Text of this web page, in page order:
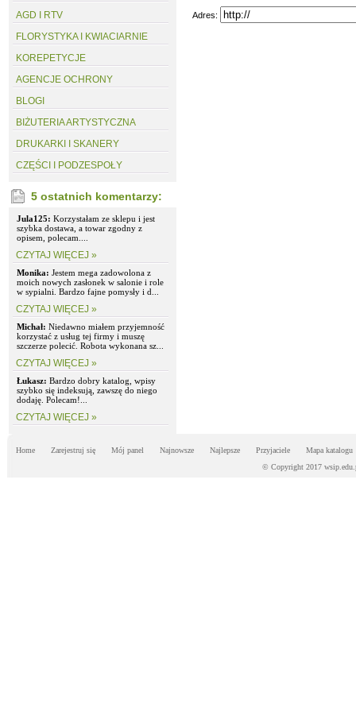
AGD I RTV
FLORYSTYKA I KWIACIARNIE
KOREPETYCJE
AGENCJE OCHRONY
BLOGI
BIŻUTERIA ARTYSTYCZNA
DRUKARKI I SKANERY
CZĘŚCI I PODZESPOŁY
5 ostatnich komentarzy:
Jula125: Korzystałam ze sklepu i jest
szybka dostawa, a towar zgodny z
opisem, polecam....
CZYTAJ WIĘCEJ »
Monika: Jestem mega zadowolona z
moich nowych zasłonek w salonie i role
w sypialni. Bardzo fajne pomysły i d...
CZYTAJ WIĘCEJ »
Michał: Niedawno miałem przyjemność
korzystać z usług tej firmy i muszę
szczerze polecić. Robota wykonana sz...
CZYTAJ WIĘCEJ »
Łukasz: Bardzo dobry katalog, wpisy
szybko się indeksują, zawszę do niego
dodaję. Polecam!...
CZYTAJ WIĘCEJ »
Adres:
Home Zarejestruj się Mój panel Najnowsze Najlepsze Przyjaciele
Mapa katalogu
© Copyright 2017